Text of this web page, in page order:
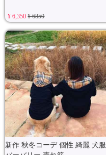
¥ 6,350¥ 6850
新作 秋冬コーデ 個性 綺麗 犬服